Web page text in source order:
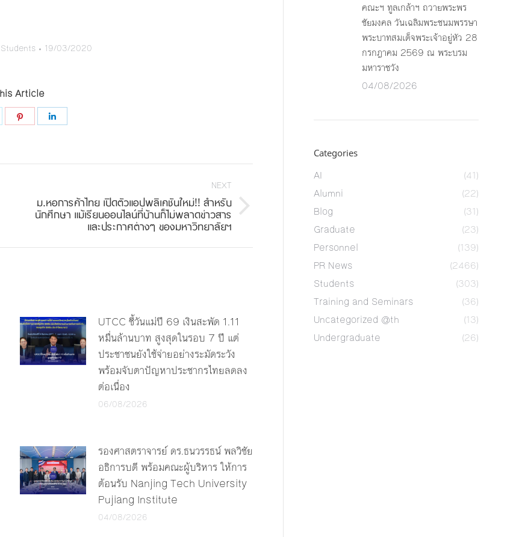
Students 19/03/2020
Article
Share
NEXT
Next
ม.หอการค้าไทย เปิดตัวแอปพลิเคชันใหม่!! สำหรับ
นักศึกษา แม้เรียนออนไลน์ที่บ้านก็ไม่พลาดข่าวสาร
และประกาศต่างๆ ของมหาวิทยาลัยฯ
UTCC ชี้วันแม่ปี 69 เงินสะพัด 1.11
หมื่นล้านบาท สูงสุดในรอบ 7 ปี แต่
ประชาชนยังใช้จ่ายอย่างระมัดระวัง
พร้อมจับตาปัญหาประชากรไทยลดลง
ต่อเนื่อง
06/08/2026
รองศาสตราจารย์ ดร.ธนวรรธน์ พลวิชัย
อธิการบดี พร้อมคณะผู้บริหาร ให้การ
ต้อนรับ Nanjing Tech University
Pujiang Institute
04/08/2026
คณะฯ ทูลเกล้าฯ ถวายพระพร
ชัยมงคล วันเฉลิมพระชนมพรรษา
พระบาทสมเด็จพระเจ้าอยู่หัว 28
กรกฎาคม 2569 ณ พระบรม
มหาราชวัง
04/08/2026
Categories
AI
(41)
Alumni
(22)
Blog
(31)
Graduate
(23)
Personnel
(139)
PR News
(2466)
Students
(303)
Training and Seminars
(36)
Uncategorized @th
(13)
Undergraduate
(26)